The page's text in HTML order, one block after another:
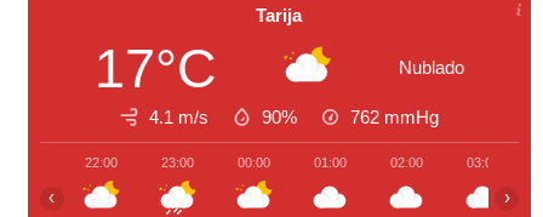
Tarija
17°C Nublado
4.1 m/s 90% 762 mmHg
22:00 23:00 00:00 01:00 02:00 03:00
‹ ›